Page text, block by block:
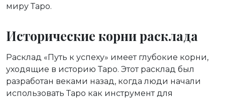
миру Таро.
Исторические корни расклада
Расклад «Путь к успеху» имеет глубокие корни,
уходящие в историю Таро. Этот расклад был
разработан веками назад, когда люди начали
использовать Таро как инструмент для